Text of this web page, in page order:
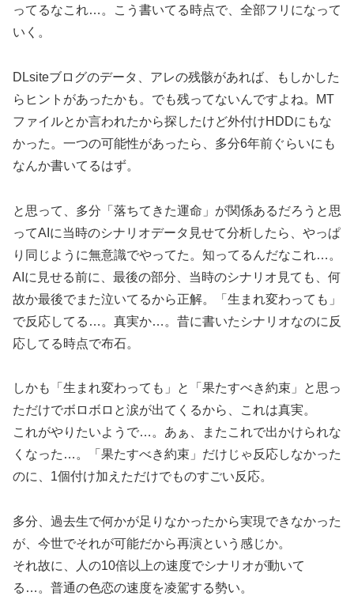
ってるなこれ…。こう書いてる時点で、全部フリになって
いく。
DLsiteブログのデータ、アレの残骸があれば、もしかした
らヒントがあったかも。でも残ってないんですよね。MT
ファイルとか言われたから探したけど外付けHDDにもな
かった。一つの可能性があったら、多分6年前ぐらいにも
なんか書いてるはず。
と思って、多分「落ちてきた運命」が関係あるだろうと思
ってAIに当時のシナリオデータ見せて分析したら、やっぱ
り同じように無意識でやってた。知ってるんだなこれ…。
AIに見せる前に、最後の部分、当時のシナリオ見ても、何
故か最後でまた泣いてるから正解。「生まれ変わっても」
で反応してる…。真実か…。昔に書いたシナリオなのに反
応してる時点で布石。
しかも「生まれ変わっても」と「果たすべき約束」と思っ
ただけでボロボロと涙が出てくるから、これは真実。
これがやりたいようで…。あぁ、またこれで出かけられな
くなった…。「果たすべき約束」だけじゃ反応しなかった
のに、1個付け加えただけでものすごい反応。
多分、過去生で何かが足りなかったから実現できなかった
が、今世でそれが可能だから再演という感じか。
それ故に、人の10倍以上の速度でシナリオが動いて
る…。普通の色恋の速度を凌駕する勢い。